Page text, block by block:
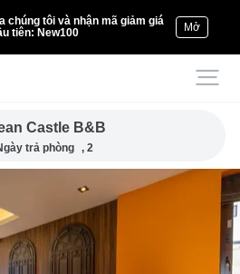
chúng tôi và nhận mã giảm giá
tiên: New100
Mở
Castle B&B
trả phòng , 2